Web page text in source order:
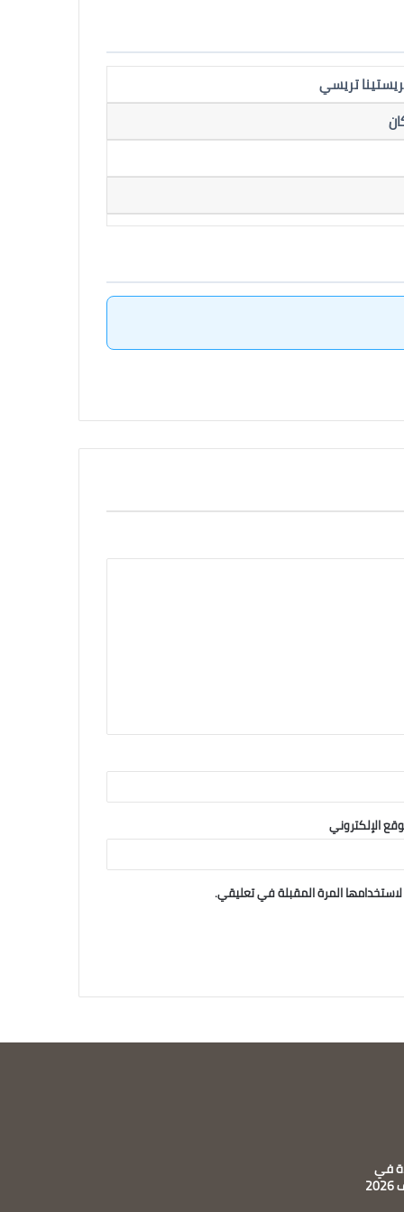
تريسي
الإلكتروني
المرة المقبلة في تعليقي.
في